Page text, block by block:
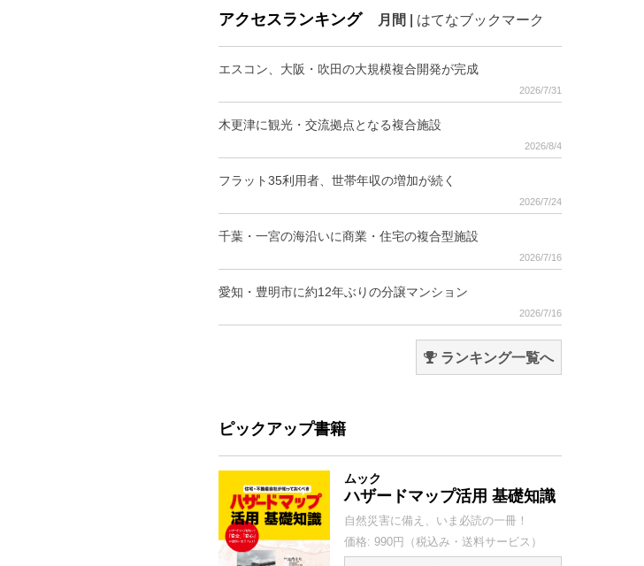
アクセスランキング 月間 はてなブックマーク
エスコン、大阪・吹田の大規模複合開発が完成
2026/7/31
木更津に観光・交流拠点となる複合施設
2026/8/4
フラット35利用者、世帯年収の増加が続く
2026/7/24
千葉・一宮の海沿いに商業・住宅の複合型施設
2026/7/16
愛知・豊明市に約12年ぶりの分譲マンション
2026/7/16
ランキング一覧へ
ピックアップ書籍
ムック
ハザードマップ活用 基礎知識
自然災害に備え、いま必読の一冊！
価格: 990円（税込み・送料サービス）